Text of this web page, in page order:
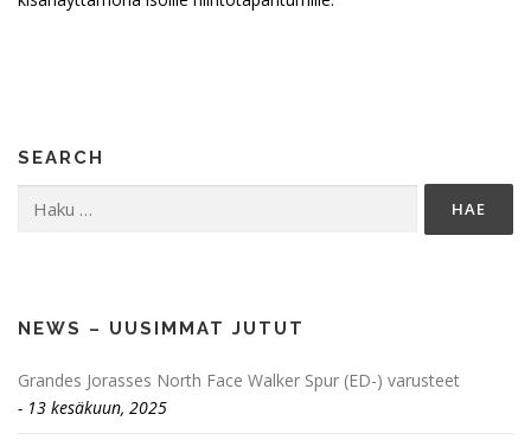
SEARCH
Haku:
NEWS – UUSIMMAT JUTUT
Grandes Jorasses North Face Walker Spur (ED-) varusteet
13 kesäkuun, 2025